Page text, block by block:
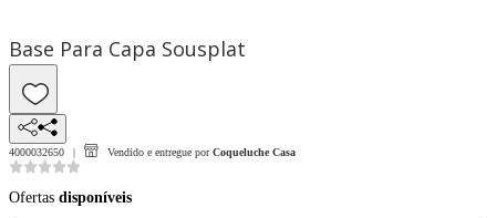
Base Para Capa Sousplat
4000032650 Vendido e entregue por Coqueluche Casa
Ofertas disponíveis